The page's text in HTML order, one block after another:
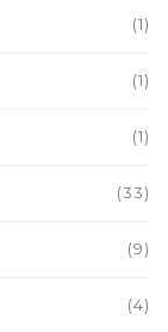
(1)
(1)
(1)
(33)
(9)
(4)